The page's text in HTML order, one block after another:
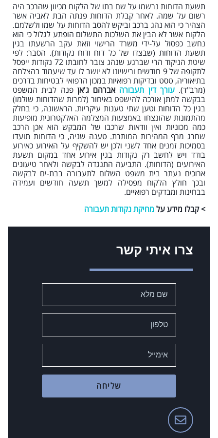
תשעת הדוחות נרשמו על שם בתו של הלקוח מכיוון שהרכב היה
רשום על שמה. לאחר קבלת הדוחות פנתה הבת לאביה אשר
הצהיר כי הוא נהג ברכב וביקש להסב הדוחות על שמו ולשלמם.
הלקוח אשר לא הבין את השלכות התשלום הופתע לגלול כי הוא
נחשב כפסול על-ידי משרד הרישוי וזאת עקב הרשעתו בגין
תשעת הדוחות (שבצדו של כל דוח ודוח נקודות). הסבר: לפי
שיטת הניקוד הרי שברגע שנהג צובר לחובתו 72 נקודות ייפסל
לתקופה של 9 חודשים ורישיונו לא יושב לו עד שיעמוד בהצלחה
בתיאוריה, טסט ובדיקות רפואיות במכון הרפואי לבטיחות בדרכים
(מרב"ד). עורך דין תעבורה אברהם ג'אן פנה לבית המשפט
בבקשה למתן אורכה להישפט באיחור (למרות שהדוחות שולמו)
בגין כל הדוחות וטען שתי טענות עיקריות. הראשונה, כי בחלק
מהתמונות שהונצחו באמצעות המצלמה האלקטרונית מופיעות
כמה מכוניות ואין וודאות שרכבו של המבקש הוא אכן הרכב
שחרג מרף המהירות המותרת. טענה שניה, כי הדוחות תועדו
בסמיכות זמנים אחד לשני ולכן יש להשקיף על האירוע כאירוע
בודד ויש לחשב רק נקודות בגין אירוע אחד במקום תשעת
האירועים (הדוחות). התביעה התנגדה לבקשה ולאחר טיעונים
ארוכים נעתר בית משפט השלום לתעבורה בבת-ים לבקשה
ובכך חולץ הלקוח מפסילה למשך תשעה חודשים ועמידה
בבחינות ומבדקים רפואיים.
> קבלו מידע על מחיקת נקודות תעבורה
צרו איתי קשר
שליחה